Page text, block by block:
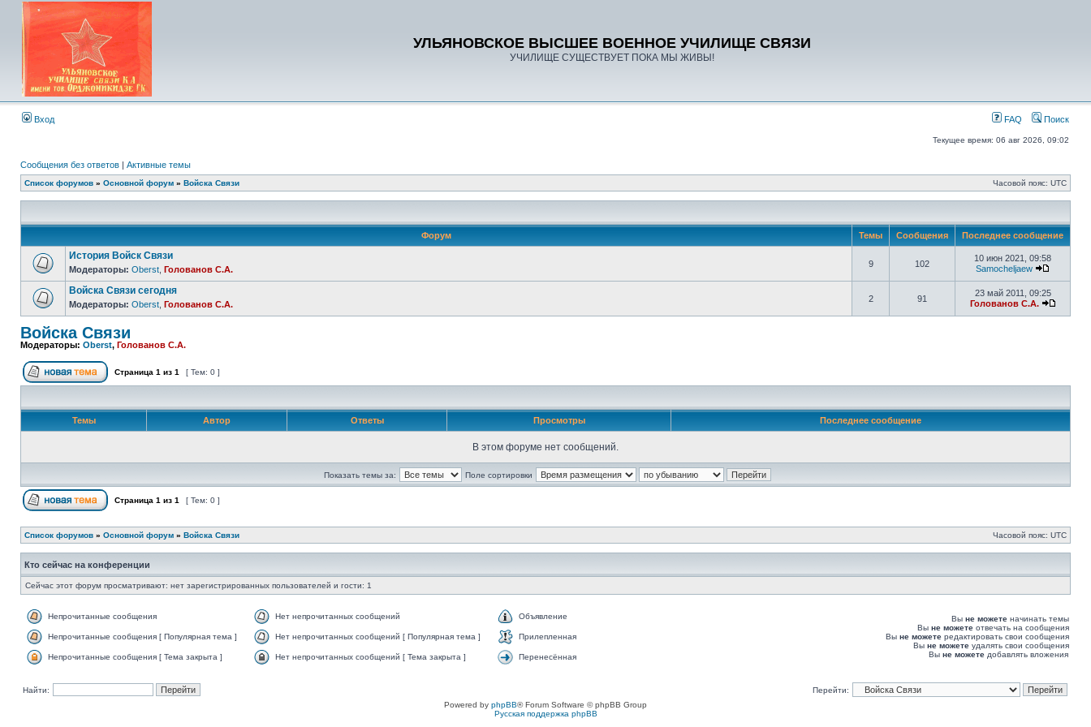
УЛЬЯНОВСКОЕ ВЫСШЕЕ ВОЕННОЕ УЧИЛИЩЕ СВЯЗИ
УЧИЛИЩЕ СУЩЕСТВУЕТ ПОКА МЫ ЖИВЫ!
Вход FAQ Поиск
Текущее время: 06 авг 2026, 09:02
Сообщения без ответов | Активные темы
Список форумов » Основной форум » Войска Связи Часовой пояс: UTC
Форум Темы Сообщения Последнее сообщение
История Войск Связи
Модераторы: Oberst Голованов С.А.
9 102
10 июн 2021, 09:58
Samocheljaew
Войска Связи сегодня
Модераторы: Oberst Голованов С.А.
2 91
23 май 2011, 09:25
Голованов С.А.
Войска Связи
Модераторы: Oberst, Голованов С.А.
Страница 1 из 1 [ Тем: 0 ]
Темы Автор Ответы Просмотры Последнее сообщение
В этом форуме нет сообщений.
Показать темы за: Поле сортировки
Страница 1 из 1 [ Тем: 0 ]
Список форумов » Основной форум » Войска Связи Часовой пояс: UTC
Кто сейчас на конференции
Сейчас этот форум просматривают: нет зарегистрированных пользователей и гости: 1
Непрочитанные сообщения Нет непрочитанных сообщений Объявление
Непрочитанные сообщения [ Популярная тема ] Нет непрочитанных сообщений [ Популярная тема ] Прилепленная
Непрочитанные сообщения [ Тема закрыта ] Нет непрочитанных сообщений [ Тема закрыта ] Перенесённая
Вы не можете начинать темы
Вы не можете отвечать на сообщения
Вы не можете редактировать свои сообщения
Вы не можете удалять свои сообщения
Вы не можете добавлять вложения
Найти:
Перейти:
Powered by phpBB® Forum Software © phpBB Group
Русская поддержка phpBB